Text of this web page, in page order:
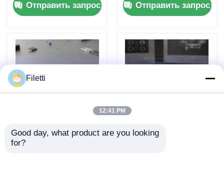
Settling Time для
гибких цифровых
Отправить запрос
высокоскоростной
работы и
ворот и инверторов
Отправить запрос
Высокоскоростная
работа FPGA Field
Программируемая
Filetti
12:41 PM
Good day, what product are you looking
for?